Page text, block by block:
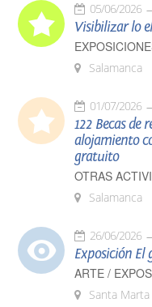
05/06/2026
Visibilizar lo
Salamanca
01/07/2026
122 Becas de
alojamiento
gratuito
OTRAS
Salamanca
26/06/2026
Exposición El
ARTE /
Santa